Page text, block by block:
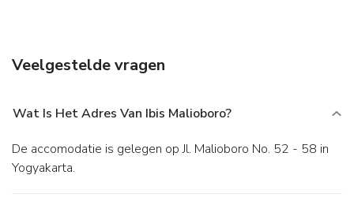
Veelgestelde vragen
Wat Is Het Adres Van Ibis Malioboro?
De accomodatie is gelegen op Jl. Malioboro No. 52 - 58 in
Yogyakarta.